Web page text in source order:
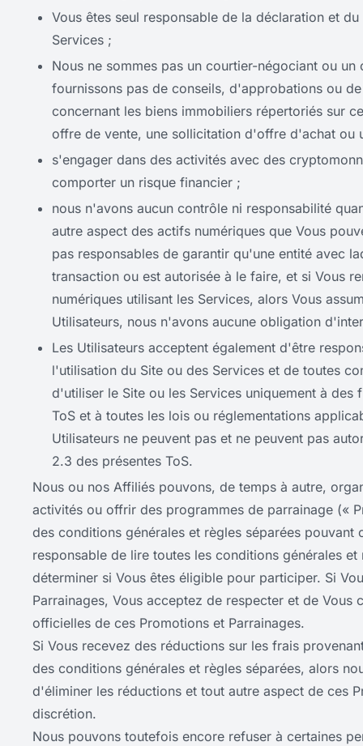
Vous êtes seul responsable de la déclaration et
Services ;
Nous ne sommes pas un courtier-négociant ou
fournissons pas de conseils, d'approbations ou
concernant les biens immobiliers répertoriés sur
offre de vente, une sollicitation d'offre d'achat ou
s'engager dans des activités avec des
comporter un risque financier ;
nous n'avons aucun contrôle ni responsabilité
autre aspect des actifs numériques que Vous
pas responsables de garantir qu'une entité avec
transaction ou est autorisée à le faire, et si Vous
numériques utilisant les Services, alors Vous
Utilisateurs, nous n'avons aucune obligation
Les Utilisateurs acceptent également d'être
l'utilisation du Site ou des Services et de toutes
d'utiliser le Site ou les Services uniquement à
ToS et à toutes les lois ou réglementations
Utilisateurs ne peuvent pas et ne peuvent pas
2.3 des présentes ToS.
Nous ou nos Affiliés pouvons, de temps à autre,
activités ou offrir des programmes de parrainage («
des conditions générales et règles séparées
responsable de lire toutes les conditions générales
déterminer si Vous êtes éligible pour participer. Si
Parrainages, Vous acceptez de respecter et de
officielles de ces Promotions et Parrainages.
Si Vous recevez des réductions sur les frais
des conditions générales et règles séparées, alors
d'éliminer les réductions et tout autre aspect de ces
discrétion.
Nous pouvons toutefois encore refuser à certaines